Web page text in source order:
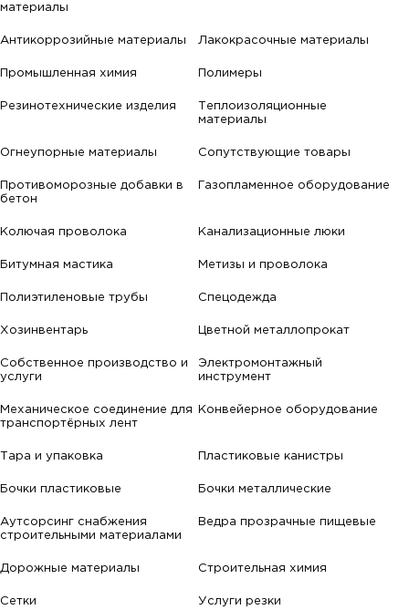
материалы
Антикоррозийные материалы Лакокрасочные материалы
Промышленная химия Полимеры
Резинотехнические изделия
Теплоизоляционные
материалы
Огнеупорные материалы Сопутствующие товары
Противоморозные добавки в
бетон
Газопламенное оборудование
Колючая проволока Канализационные люки
Битумная мастика Метизы и проволока
Полиэтиленовые трубы Спецодежда
Хозинвентарь Цветной металлопрокат
Собственное производство и
услуги
Электромонтажный
инструмент
Механическое соединение для
транспортёрных лент
Конвейерное оборудование
Тара и упаковка Пластиковые канистры
Бочки пластиковые Бочки металлические
Аутсорсинг снабжения
строительными материалами
Ведра прозрачные пищевые
Дорожные материалы Строительная химия
Сетки Услуги резки